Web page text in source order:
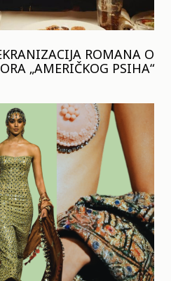
ROMANA O
„AMERIČKOG PSIHA“